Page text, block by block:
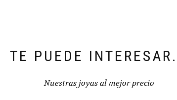
TE PUEDE
Nuestras joyas al mejor precio